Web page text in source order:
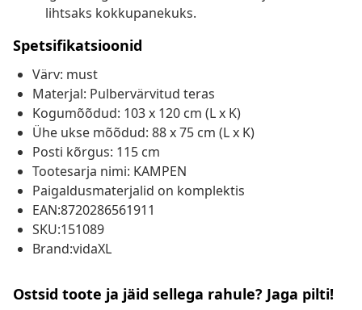
lihtsaks kokkupanekuks.
Spetsifikatsioonid
Värv: must
Materjal: Pulbervärvitud teras
Kogumõõdud: 103 x 120 cm (L x K)
Ühe ukse mõõdud: 88 x 75 cm (L x K)
Posti kõrgus: 115 cm
Tootesarja nimi: KAMPEN
Paigaldusmaterjalid on komplektis
EAN:8720286561911
SKU:151089
Brand:vidaXL
Ostsid toote ja jäid sellega rahule? Jaga pilti!